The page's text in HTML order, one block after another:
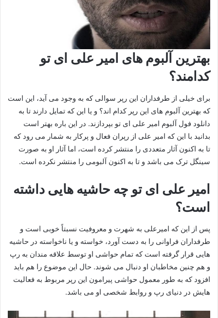
بهترین آلبوم های امیر علی ای تو
کدامند؟
برای خیلی از طرفداران این رپر سوالی که به وجود می آید، این است
که بهترین آلبوم های این رپر کدام اند؟ و یا این که تمایل دارند تا به
دانلود فول آلبوم امیر علی ای تو بپردازند. در این باره بهتر است
بدانید با این که امیر علی از رپران فعال و پرکار به شمار می رود که
تا به اکنون آثار متعددی را منتشر کرده است، اما آثار او به صورت
سینگل ترک می باشد و تا به اکنون آلبومی را منتشر نکرده است.
امیر علی ای تو چه حاشیه هایی داشته
است؟
پس از این که امیرعلی به شهرت و معروفیت نسبتاً خوبی است و
طرفداران فراوانی را به دست آورد، خواسته و یا ناخواسته در حاشیه
هایی قرار گرفته است که تمام حواشی او توسط علاقه مندان به رپ
و هم چنین مخاطبان او دنبال می‌ شوند. حال این موضوع را هم باید
افزود که به طور معمول حواشی پیرامون این رپر مربوط به فعالیت
هایش در دنیای رپ و روابط شخصی او می باشد.